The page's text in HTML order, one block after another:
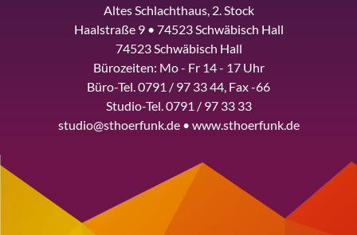
Altes Schlachthaus, 2. Stock
Haalstraße 9 • 74523 Schwäbisch Hall
74523 Schwäbisch Hall
Bürozeiten: Mo - Fr 14 - 17 Uhr
Büro-Tel. 0791 / 97 33 44, Fax -66
Studio-Tel. 0791 / 97 33 33
studio@sthoerfunk.de • www.sthoerfunk.de